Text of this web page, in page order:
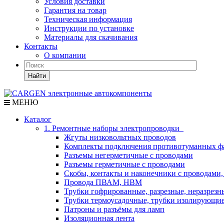
Гарантия на товар
Техническая информация
Инструкции по установке
Материалы для скачивания
Контакты
О компании
Найти
МЕНЮ
Каталог
1. Ремонтные наборы электропроводки
Жгуты низковольтных проводов
Комплекты подключения противотуманных
Разъемы негерметичные с проводами
Разъемы герметичные с проводами
Скобы, контакты и наконечники с проводами,
Провода ПВАМ, НВМ
Трубки гофрированные, разрезные,
Трубки термоусадочные, трубки
Патроны и разъёмы для ламп
Изоляционная лента